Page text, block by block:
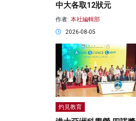
中大各取12狀元
作者: 本社編輯部
2026-08-05
灼見教育